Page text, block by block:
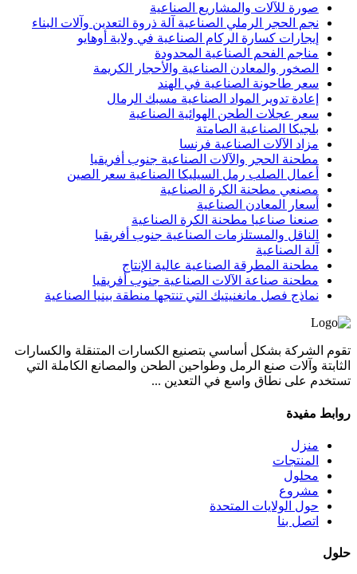
صورة للآلات والمشاريع الصناعية
نجم الحجر الرملي الصناعية آلة ذروة التعدين وآلات البناء
إيجارات كسارة الركام الصناعية في ولاية أوهايو
مناجم الفحم الصناعية المحدودة
الصخور والمعادن الصناعية والأحجار الكريمة
سعر طاحونة الصناعية في الهند
إعادة تدوير المواد الصناعية مسبك الرمال
سعر عجلات الطحن الهوائية الصناعية
بلجيكا الصناعية الصامتة
مزاد الآلات الصناعية فرنسا
مطحنة الحجر والآلات الصناعية جنوب أفريقيا
أعمال الصلب رمل السيليكا الصناعية سعر الصين
مصنعي مطحنة الكرة الصناعية
أسعار المعادن الصناعية
صنعنا صناعيا مطحنة الكرة الصناعية
الناقل والمستلزمات الصناعية جنوب أفريقيا
آلة الصناعية
مطحنة المطرقة الصناعية عالية الإنتاج
مطحنة صناعة الآلات الصناعية جنوب أفريقيا
نماذج فصل مانغنيتيك التي تنتجها منطقة بينيا الصناعية
تقوم الشركة بشكل أساسي بتصنيع الكسارات المتنقلة والكسارات
الثابتة وآلات صنع الرمل وطواحين الطحن والمصانع الكاملة التي
تستخدم على نطاق واسع في التعدين ...
روابط مفيدة
منزل
المنتجات
محلول
مشروع
حول الولايات المتحدة
اتصل بنا
حلول